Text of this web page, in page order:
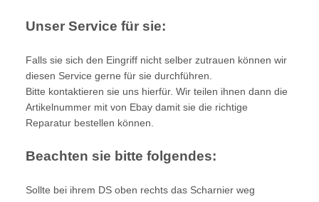
Unser Service für sie:
Falls sie sich den Eingriff nicht selber zutrauen können wir
diesen Service gerne für sie durchführen.
Bitte kontaktieren sie uns hierfür. Wir teilen ihnen dann die
Artikelnummer mit von Ebay damit sie die richtige
Reparatur bestellen können.
Beachten sie bitte folgendes:
Sollte bei ihrem DS oben rechts das Scharnier weg